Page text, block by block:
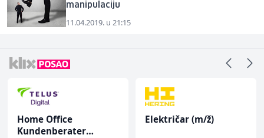
manipulaciju
11.04.2019. u 21:15
Home Office
Kundenberater
Električar (m/ž)